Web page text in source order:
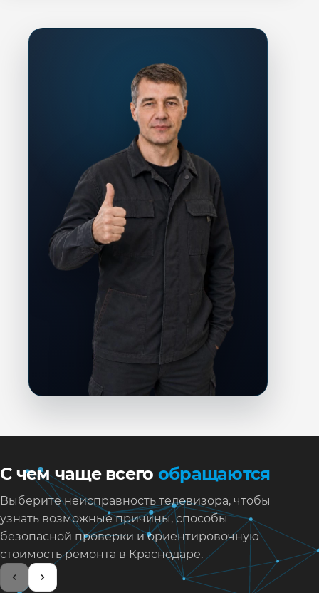
С чем чаще всего обращаются
Выберите неисправность телевизора, чтобы
узнать возможные причины, способы
безопасной проверки и ориентировочную
стоимость ремонта в Краснодаре.